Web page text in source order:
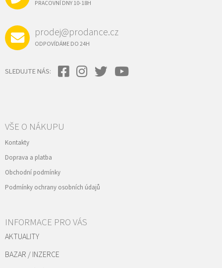
PRACOVNÍ DNY 10-18H
prodej@prodance.cz
ODPOVÍDÁME DO 24H
SLEDUJTE NÁS:
VŠE O NÁKUPU
Kontakty
Doprava a platba
Obchodní podmínky
Podmínky ochrany osobních údajů
INFORMACE PRO VÁS
AKTUALITY
BAZAR / INZERCE